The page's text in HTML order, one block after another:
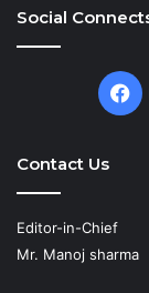
Social
Contact Us
Editor-in-Chief
Mr. Manoj sharma